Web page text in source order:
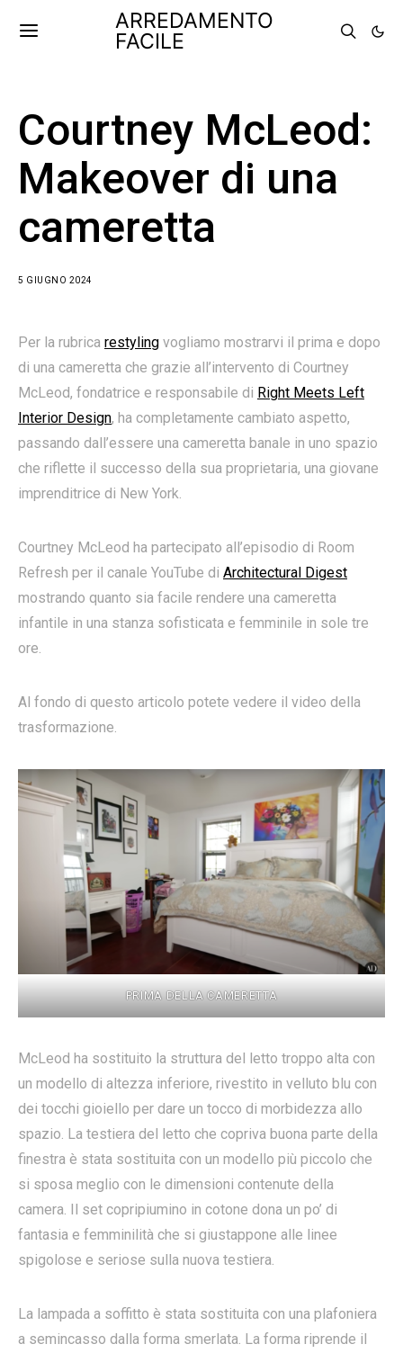
ARREDAMENTO
FACILE
Courtney McLeod:
Makeover di una
cameretta
5 GIUGNO 2024
Per la rubrica restyling vogliamo mostrarvi il prima e dopo
di una cameretta che grazie all’intervento di Courtney
McLeod, fondatrice e responsabile di Right Meets Left
Interior Design, ha completamente cambiato aspetto,
passando dall’essere una cameretta banale in uno spazio
che riflette il successo della sua proprietaria, una giovane
imprenditrice di New York.
Courtney McLeod ha partecipato all’episodio di Room
Refresh per il canale YouTube di Architectural Digest
mostrando quanto sia facile rendere una cameretta
infantile in una stanza sofisticata e femminile in sole tre
ore.
Al fondo di questo articolo potete vedere il video della
trasformazione.
PRIMA DELLA CAMERETTA
McLeod ha sostituito la struttura del letto troppo alta con
un modello di altezza inferiore, rivestito in velluto blu con
dei tocchi gioiello per dare un tocco di morbidezza allo
spazio. La testiera del letto che copriva buona parte della
finestra è stata sostituita con un modello più piccolo che
si sposa meglio con le dimensioni contenute della
camera. Il set copripiumino in cotone dona un po’ di
fantasia e femminilità che si giustappone alle linee
spigolose e seriose sulla nuova testiera.
La lampada a soffitto è stata sostituita con una plafoniera
a semincasso dalla forma smerlata. La forma riprende il